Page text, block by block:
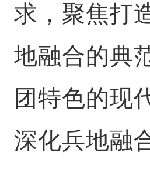
求，聚焦打
地融合的典
团特色的现
深化兵地融